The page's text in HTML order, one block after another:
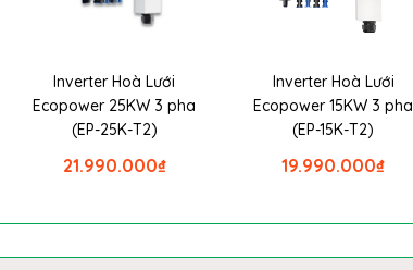
Inverter Hoà Lưới
Ecopower 25KW 3 pha
(EP-25K-T2)
₫
21.990.000
Inverter Hoà Lưới
Ecopower 15KW 3 pha
(EP-15K-T2)
₫
19.990.000